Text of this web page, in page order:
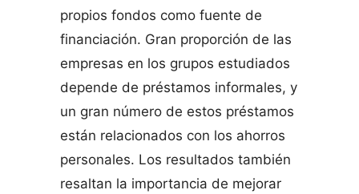
propios fondos como fuente de
financiación. Gran proporción de las
empresas en los grupos estudiados
depende de préstamos informales, y
un gran número de estos préstamos
están relacionados con los ahorros
personales. Los resultados también
resaltan la importancia de mejorar